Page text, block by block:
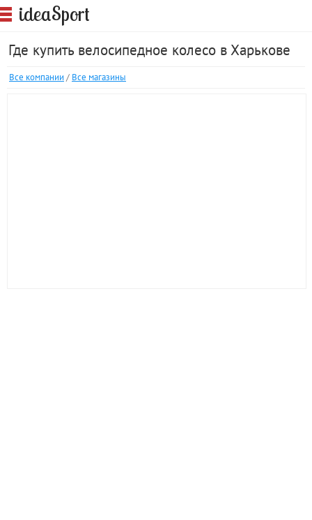
ideaSport
Где купить велосипедное колесо в Харькове
Все компании / Все магазины